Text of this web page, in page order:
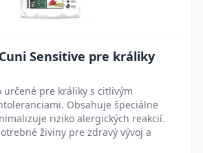
Sensitive pre králiky
určené pre králiky s citlivým
Obsahuje špeciálne
riziko alergických reakcií.
živiny pre zdravý vývoj a